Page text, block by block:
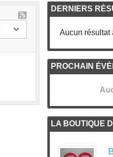
DERNIERS
Aucun résultat
PROCHAIN
LA BOUTIQUE